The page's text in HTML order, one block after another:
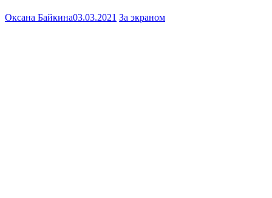
Оксана Байкина03.03.2021 За экраном